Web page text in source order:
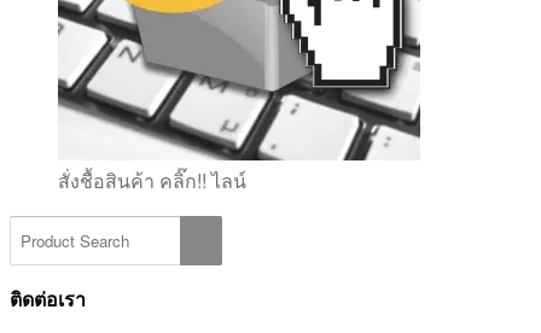
สั่งชื้อสินค้า คลิ๊ก!! ไลน์
ติดต่อเรา